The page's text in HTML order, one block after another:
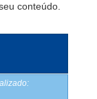
conteúdo.